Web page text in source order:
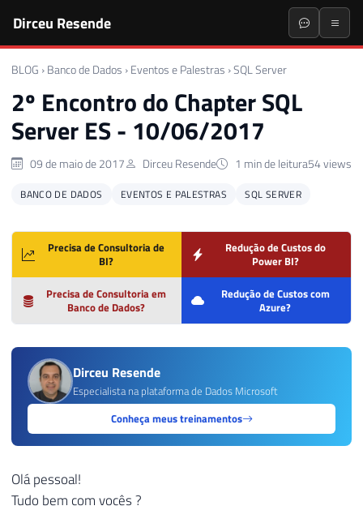
Dirceu Resende
BLOG › Banco de Dados › Eventos e Palestras ›SQL Server
2º Encontro do Chapter SQL
Server ES - 10/06/2017
09 de maio de 2017 Dirceu Resende 1 min de leitura54 views
BANCO DE DADOS EVENTOS E PALESTRAS SQL SERVER
Precisa de Consultoria de
BI?
Redução de Custos do
Power BI?
Precisa de Consultoria em
Banco de Dados?
Redução de Custos com
Azure?
Dirceu Resende
Especialista na plataforma de Dados Microsoft
Conheça meus treinamentos
Olá pessoal!
Tudo bem com vocês ?